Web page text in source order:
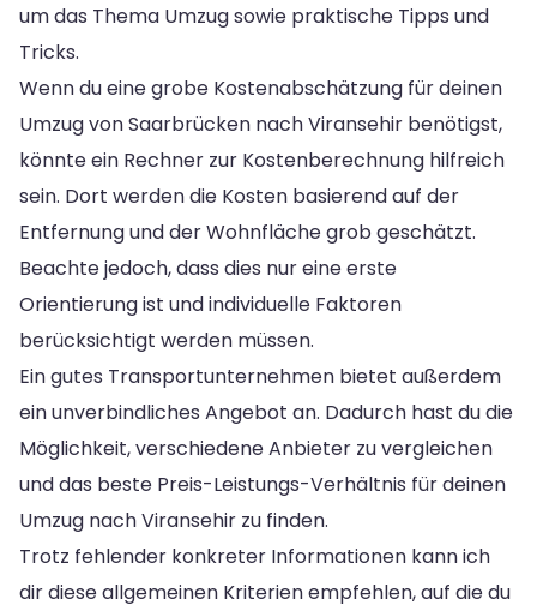
um das Thema Umzug sowie praktische Tipps und
Tricks.
Wenn du eine grobe Kostenabschätzung für deinen
Umzug von Saarbrücken nach Viransehir benötigst,
könnte ein Rechner zur Kostenberechnung hilfreich
sein. Dort werden die Kosten basierend auf der
Entfernung und der Wohnfläche grob geschätzt.
Beachte jedoch, dass dies nur eine erste
Orientierung ist und individuelle Faktoren
berücksichtigt werden müssen.
Ein gutes Transportunternehmen bietet außerdem
ein unverbindliches Angebot an. Dadurch hast du die
Möglichkeit, verschiedene Anbieter zu vergleichen
und das beste Preis-Leistungs-Verhältnis für deinen
Umzug nach Viransehir zu finden.
Trotz fehlender konkreter Informationen kann ich
dir diese allgemeinen Kriterien empfehlen, auf die du